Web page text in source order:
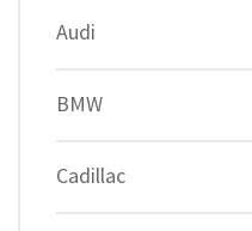
Audi
BMW
Cadillac